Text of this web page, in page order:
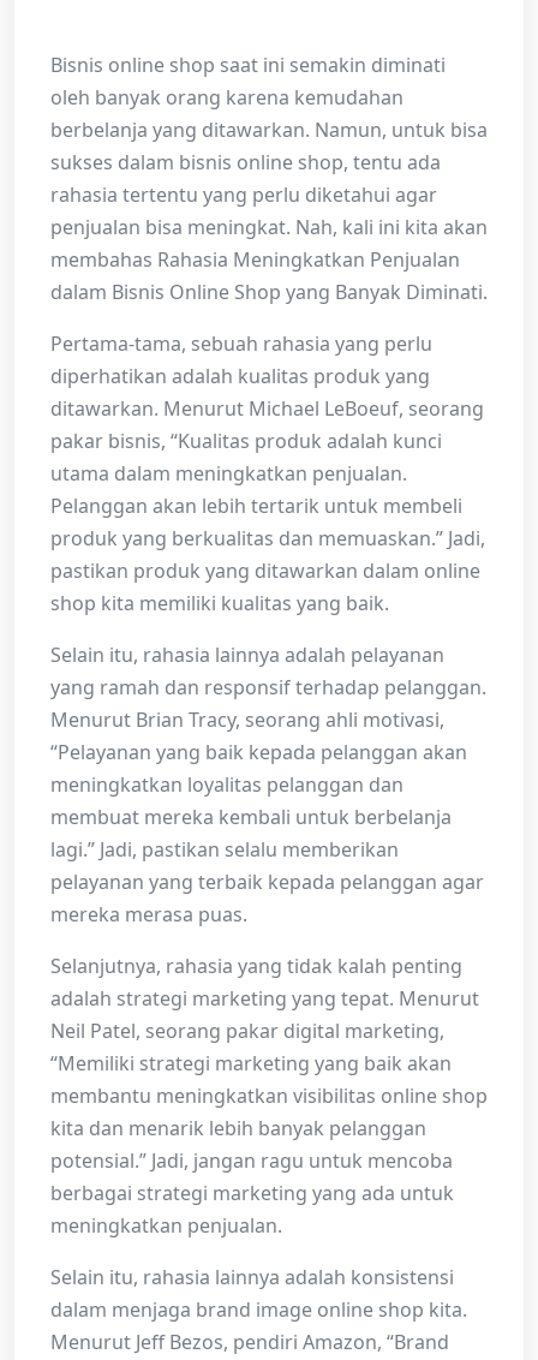
Bisnis online shop saat ini semakin diminati
oleh banyak orang karena kemudahan
berbelanja yang ditawarkan. Namun, untuk bisa
sukses dalam bisnis online shop, tentu ada
rahasia tertentu yang perlu diketahui agar
penjualan bisa meningkat. Nah, kali ini kita akan
membahas Rahasia Meningkatkan Penjualan
dalam Bisnis Online Shop yang Banyak Diminati.
Pertama-tama, sebuah rahasia yang perlu
diperhatikan adalah kualitas produk yang
ditawarkan. Menurut Michael LeBoeuf, seorang
pakar bisnis, “Kualitas produk adalah kunci
utama dalam meningkatkan penjualan.
Pelanggan akan lebih tertarik untuk membeli
produk yang berkualitas dan memuaskan.” Jadi,
pastikan produk yang ditawarkan dalam online
shop kita memiliki kualitas yang baik.
Selain itu, rahasia lainnya adalah pelayanan
yang ramah dan responsif terhadap pelanggan.
Menurut Brian Tracy, seorang ahli motivasi,
“Pelayanan yang baik kepada pelanggan akan
meningkatkan loyalitas pelanggan dan
membuat mereka kembali untuk berbelanja
lagi.” Jadi, pastikan selalu memberikan
pelayanan yang terbaik kepada pelanggan agar
mereka merasa puas.
Selanjutnya, rahasia yang tidak kalah penting
adalah strategi marketing yang tepat. Menurut
Neil Patel, seorang pakar digital marketing,
“Memiliki strategi marketing yang baik akan
membantu meningkatkan visibilitas online shop
kita dan menarik lebih banyak pelanggan
potensial.” Jadi, jangan ragu untuk mencoba
berbagai strategi marketing yang ada untuk
meningkatkan penjualan.
Selain itu, rahasia lainnya adalah konsistensi
dalam menjaga brand image online shop kita.
Menurut Jeff Bezos, pendiri Amazon, “Brand